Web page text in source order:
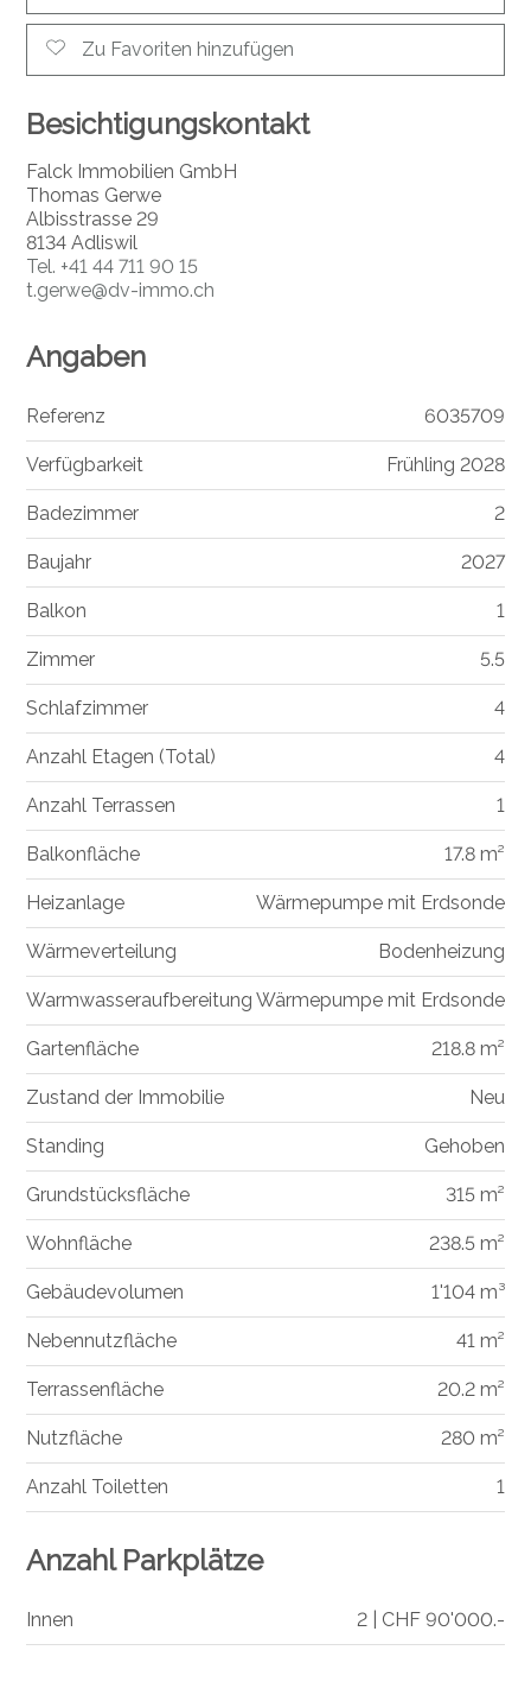
Zu Favoriten hinzufügen
Besichtigungskontakt
Falck Immobilien GmbH
Thomas Gerwe
Albisstrasse 29
8134 Adliswil
Tel. +41 44 711 90 15
t.gerwe@dv-immo.ch
Angaben
Referenz 6035709
Verfügbarkeit Frühling 2028
Badezimmer 2
Baujahr 2027
Balkon 1
Zimmer 5.5
Schlafzimmer 4
Anzahl Etagen (Total) 4
Anzahl Terrassen 1
Balkonfläche 17.8 m²
Heizanlage Wärmepumpe mit Erdsonde
Wärmeverteilung Bodenheizung
Warmwasseraufbereitung Wärmepumpe mit Erdsonde
Gartenfläche 218.8 m²
Zustand der Immobilie Neu
Standing Gehoben
Grundstücksfläche 315 m²
Wohnfläche 238.5 m²
Gebäudevolumen 1'104 m³
Nebennutzfläche 41 m²
Terrassenfläche 20.2 m²
Nutzfläche 280 m²
Anzahl Toiletten 1
Anzahl Parkplätze
Innen 2 | CHF 90'000.-